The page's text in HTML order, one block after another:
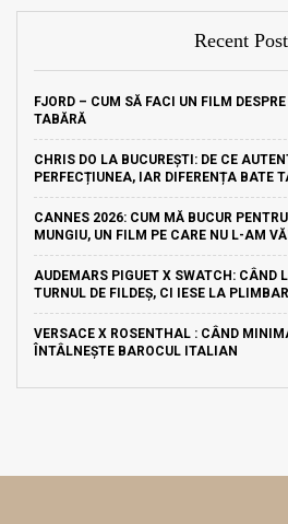
Recent
FJORD – CUM SĂ FACI UN FILM
TABĂRĂ
CHRIS DO LA BUCUREȘTI: DE CE
PERFECȚIUNEA, IAR DIFERENȚA BATE
CANNES 2026: CUM MĂ BUCUR
MUNGIU, UN FILM PE CARE NU L-AM
AUDEMARS PIGUET X SWATCH: CÂND
TURNUL DE FILDEȘ, CI IESE LA
VERSACE X ROSENTHAL : CÂND
ÎNTÂLNEȘTE BAROCUL ITALIAN